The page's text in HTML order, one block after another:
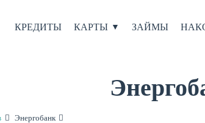
КРЕДИТЫ КАРТЫ ЗАЙМЫ
Энергобанк